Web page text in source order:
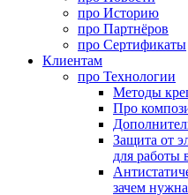
про Историю
про Партнёров
про Сертификаты
Клиентам
про Технологии
Методы
Про
Защита от
для работы
зачем